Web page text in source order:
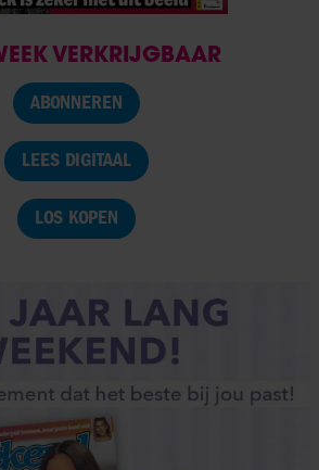
VERKRIJGBAAR
ABONNEREN
LEES DIGITAAL
LOS KOPEN